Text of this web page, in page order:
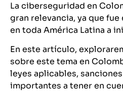
La ciberseguridad en
gran relevancia, ya que
en toda América Latina a
En este artículo,
sobre este tema en
leyes aplicables,
importantes a tener en